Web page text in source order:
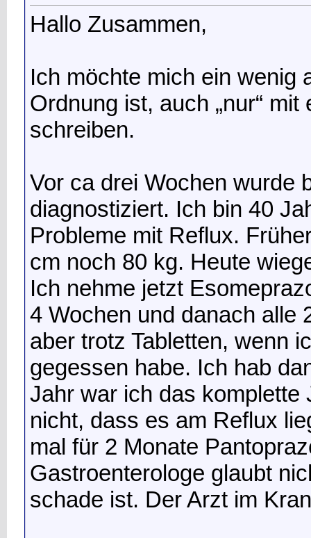
Hallo Zusammen,
Ich möchte mich ein wenig
Ordnung ist, auch „nur“
schreiben.
Vor ca drei Wochen wurde
diagnostiziert. Ich bin 40
Probleme mit Reflux.
cm noch 80 kg. Heute
Ich nehme jetzt
4 Wochen und danach alle
aber trotz Tabletten, wenn
gegessen habe. Ich hab
Jahr war ich das komplette
nicht, dass es am Reflux
mal für 2 Monate
Gastroenterologe glaubt
schade ist. Der Arzt im